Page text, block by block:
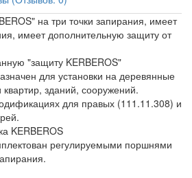
на три точки запирания, имеет
имеет дополнительную защиту от
"защиту KERBEROS"
для установки на деревянные
зданий, сооружений.
для правых (111.11.308) и
KERBEROS
регулируемыми поршнями